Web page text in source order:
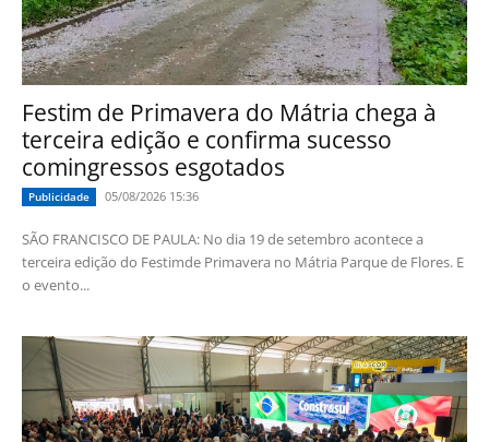
Festim de Primavera do Mátria chega à
terceira edição e confirma sucesso
comingressos esgotados
Publicidade 05/08/2026 15:36
SÃO FRANCISCO DE PAULA: No dia 19 de setembro acontece a
terceira edição do Festimde Primavera no Mátria Parque de Flores. E
o evento...